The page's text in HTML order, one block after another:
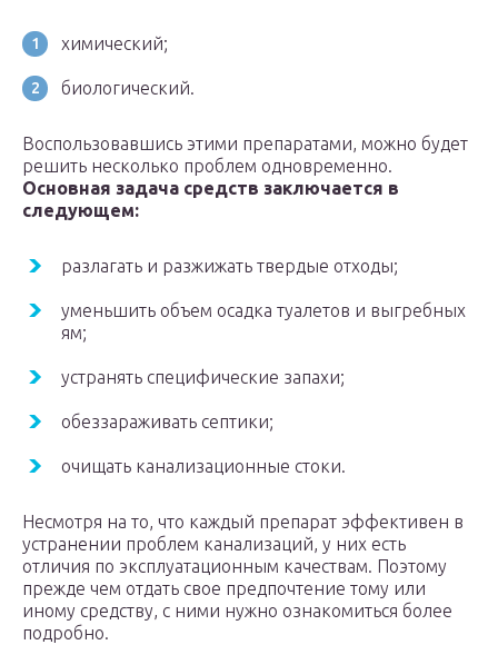
химический;
биологический.
Воспользовавшись этими препаратами, можно будет
решить несколько проблем одновременно.
Основная задача средств заключается в
следующем:
разлагать и разжижать твердые отходы;
уменьшить объем осадка туалетов и выгребных
ям;
устранять специфические запахи;
обеззараживать септики;
очищать канализационные стоки.
Несмотря на то, что каждый препарат эффективен в
устранении проблем канализаций, у них есть
отличия по эксплуатационным качествам. Поэтому
прежде чем отдать свое предпочтение тому или
иному средству, с ними нужно ознакомиться более
подробно.